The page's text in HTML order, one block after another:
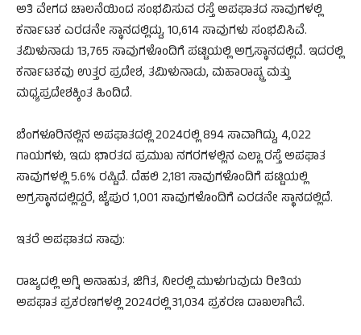
ಅತಿ ವೇಗದ ಚಾಲನೆಯಿಂದ ಸಂಭವಿಸುವ ರಸ್ತೆ ಅಪಘಾತದ ಸಾವುಗಳಲ್ಲಿ
ಕರ್ನಾಟಕ ಎರಡನೇ ಸ್ಥಾನದಲ್ಲಿದ್ದು, 10,614 ಸಾವುಗಳು ಸಂಭವಿಸಿವೆ.
ತಮಿಳುನಾಡು 13,765 ಸಾವುಗಳೊಂದಿಗೆ ಪಟ್ಟಿಯಲ್ಲಿ ಅಗ್ರಸ್ಥಾನದಲ್ಲಿದೆ. ಇದರಲ್ಲಿ
ಕರ್ನಾಟಕವು ಉತ್ತರ ಪ್ರದೇಶ, ತಮಿಳುನಾಡು, ಮಹಾರಾಷ್ಟ್ರ ಮತ್ತು
ಮಧ್ಯಪ್ರದೇಶಕ್ಕಿಂತ ಹಿಂದಿದೆ.
ಬೆಂಗಳೂರಿನಲ್ಲಿನ ಅಪಘಾತದಲ್ಲಿ 2024ರಲ್ಲಿ 894 ಸಾವಾಗಿದ್ದು, 4,022
ಗಾಯಗಳು, ಇದು ಭಾರತದ ಪ್ರಮುಖ ನಗರಗಳಲ್ಲಿನ ಎಲ್ಲಾ ರಸ್ತೆ ಅಪಘಾತ
ಸಾವುಗಳಲ್ಲಿ 5.6% ರಷ್ಟಿದೆ. ದೆಹಲಿ 2,181 ಸಾವುಗಳೊಂದಿಗೆ ಪಟ್ಟಿಯಲ್ಲಿ
ಅಗ್ರಸ್ಥಾನದಲ್ಲಿದ್ದರೆ, ಜೈಪುರ 1,001 ಸಾವುಗಳೊಂದಿಗೆ ಎರಡನೇ ಸ್ಥಾನದಲ್ಲಿದೆ.
ಇತರೆ ಅಪಘಾತದ ಸಾವು:
ರಾಜ್ಯದಲ್ಲಿ ಅಗ್ನಿ ಅನಾಹುತ, ಜಿಗಿತ, ನೀರಲ್ಲಿ ಮುಳುಗುವುದು ರೀತಿಯ
ಅಪಘಾತ ಪ್ರಕರಣಗಳಲ್ಲಿ 2024ರಲ್ಲಿ 31,034 ಪ್ರಕರಣ ದಾಖಲಾಗಿವೆ.